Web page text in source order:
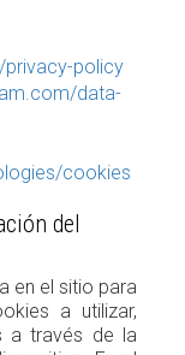
privacy-policy
data-
cookies
del
en el sitio para
a utilizar,
a través de la